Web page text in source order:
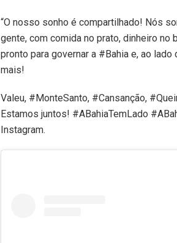
“O nosso sonho é compartilhado! Nós
gente, com comida no prato, dinheiro no
pronto para governar a #Bahia e, ao
mais!
Valeu, #MonteSanto, #Cansanção,
Estamos juntos! #ABahiaTemLado
Instagram.